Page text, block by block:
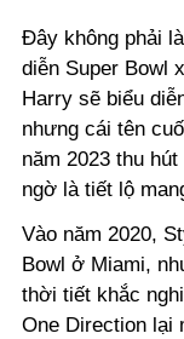
Đây không phải
diễn Super Bowl
Harry sẽ biểu
nhưng cái tên
năm 2023 thu
ngờ là tiết lộ
Vào năm 2020,
Bowl ở Miami,
thời tiết khắc
One Direction lại